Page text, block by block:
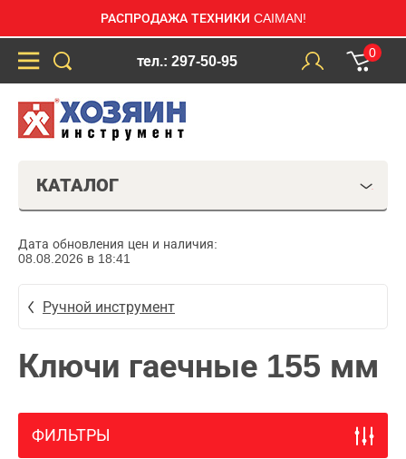
РАСПРОДАЖА ТЕХНИКИ CAIMAN!
тел.: 297-50-95
0
КАТАЛОГ
Дата обновления цен и наличия:
08.08.2026 в 18:41
Ручной инструмент
Ключи гаечные 155 мм
ФИЛЬТРЫ